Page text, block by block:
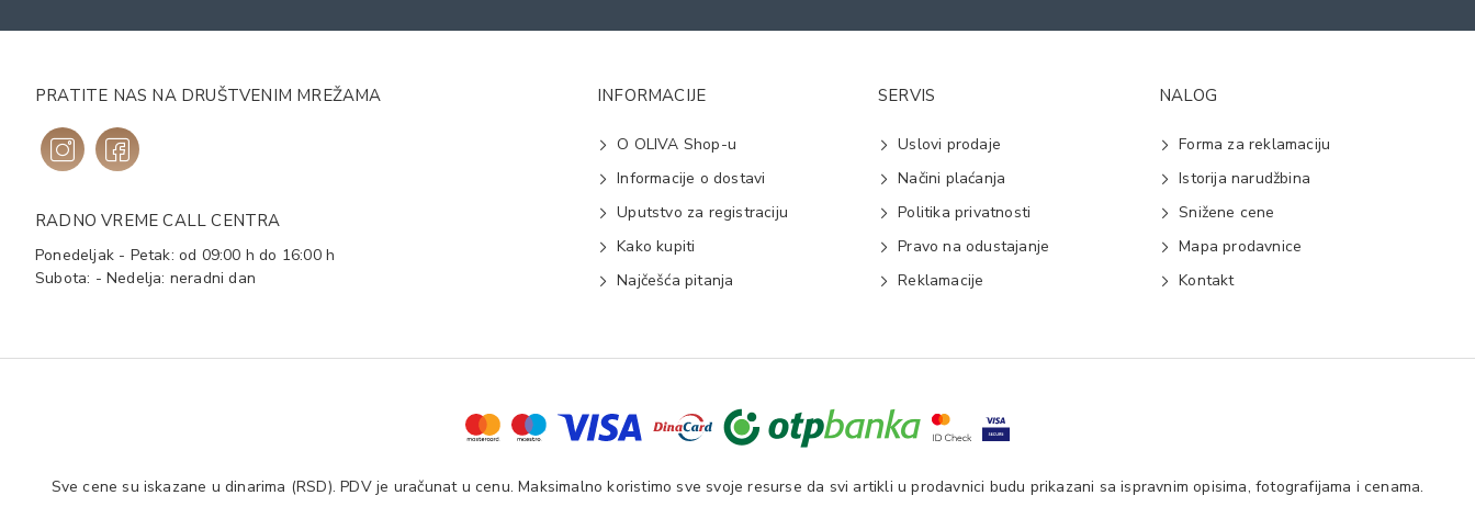
PRATITE NAS NA DRUŠTVENIM MREŽAMA
RADNO VREME CALL CENTRA
Ponedeljak - Petak: od 09:00 h do 16:00 h
Subota: - Nedelja: neradni dan
INFORMACIJE
O OLIVA Shop-u
Informacije o dostavi
Uputstvo za registraciju
Kako kupiti
Najčešća pitanja
SERVIS
Uslovi prodaje
Načini plaćanja
Politika privatnosti
Pravo na odustajanje
Reklamacije
NALOG
Forma za reklamaciju
Istorija narudžbina
Snižene cene
Mapa prodavnice
Kontakt
Sve cene su iskazane u dinarima (RSD). PDV je uračunat u cenu. Maksimalno koristimo sve svoje resurse da svi artikli u prodavnici budu prikazani sa ispravnim opisima, fotografijama i cenama.